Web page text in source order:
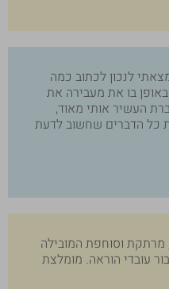
לנכון לכתוב כמה
בו את מעבירה את
העשיר אותי מאוד,
כל הדברים שחשוב לדעת
מרתקת וסוחפת המובילה
עובדי הוראה. מומלצת